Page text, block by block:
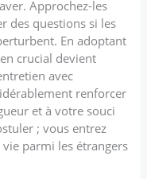
Approchez-les
des questions si les
En adoptant
crucial devient
avec
renforcer
et à votre souci
; vous entrez
parmi les étrangers